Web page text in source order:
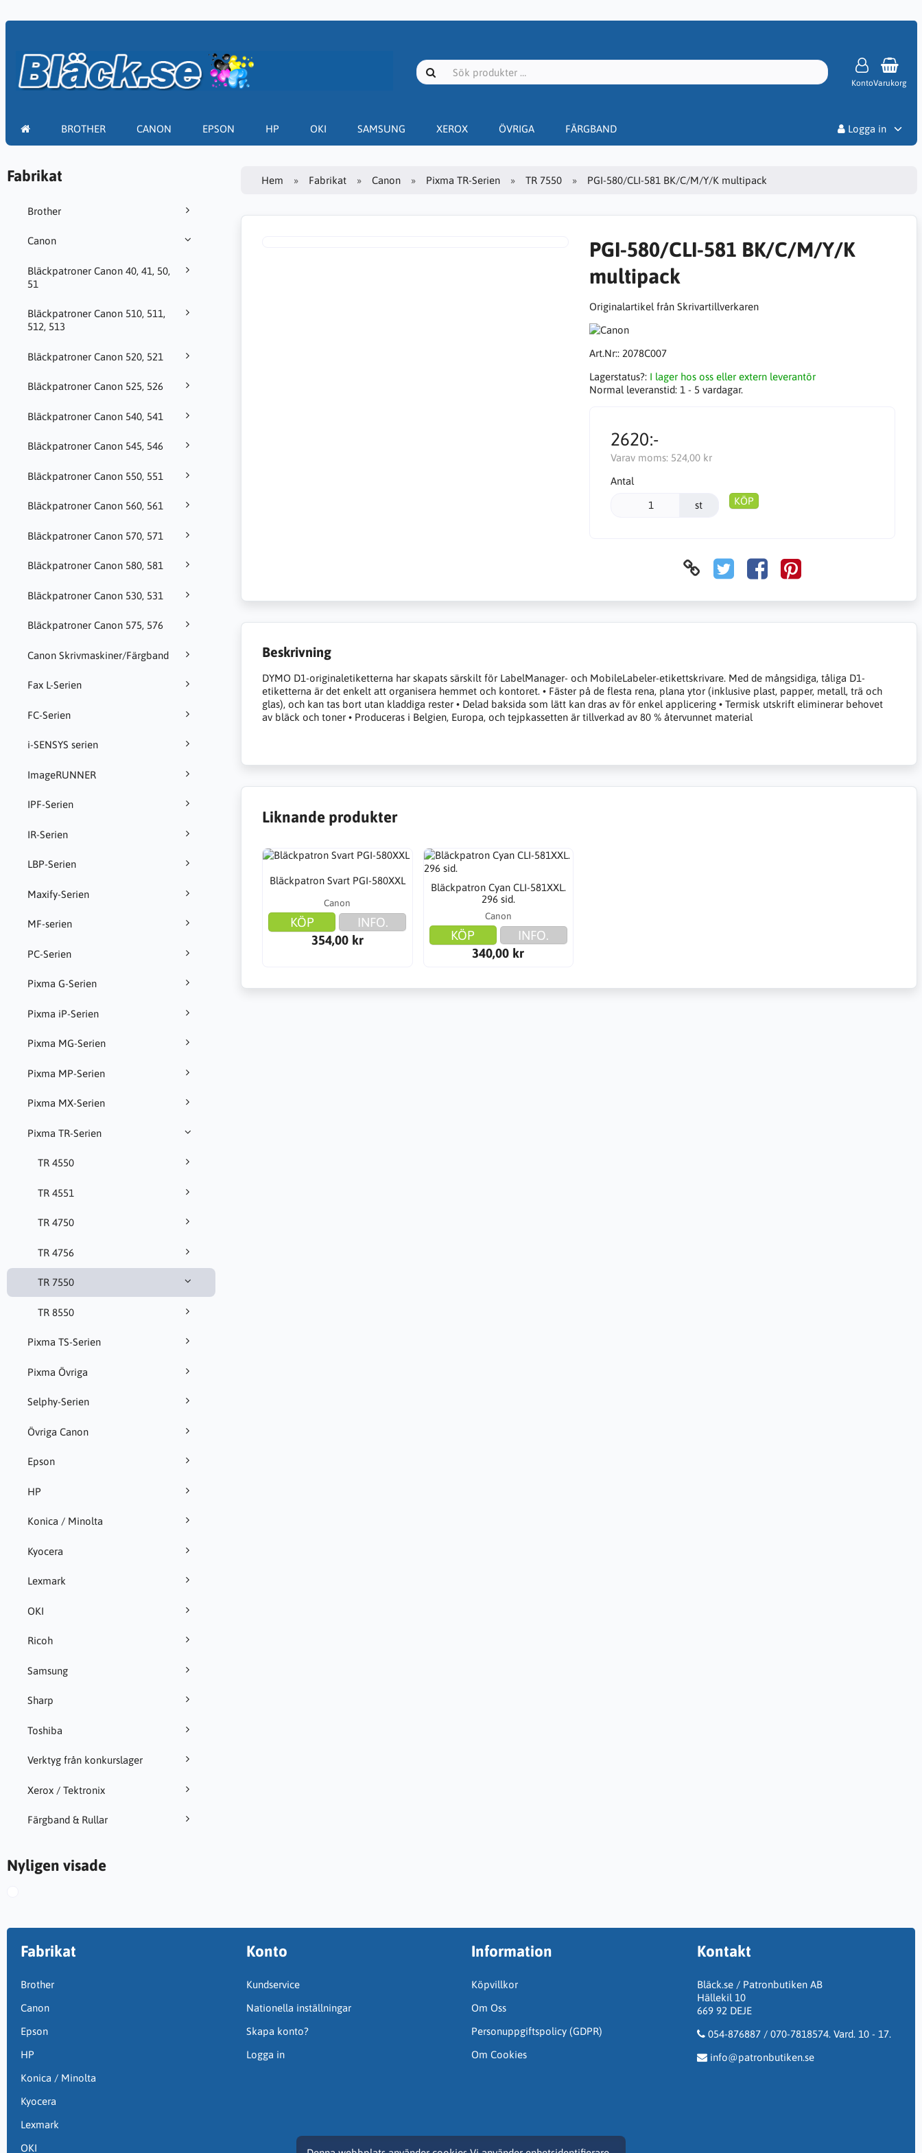
KontoVarukorg
BROTHER CANON EPSON HP OKI SAMSUNG XEROX ÖVRIGA FÄRGBAND
Logga in
Fabrikat
Brother
Canon
Bläckpatroner Canon 40, 41, 50,
51
Bläckpatroner Canon 510, 511,
512, 513
Bläckpatroner Canon 520, 521
Bläckpatroner Canon 525, 526
Bläckpatroner Canon 540, 541
Bläckpatroner Canon 545, 546
Bläckpatroner Canon 550, 551
Bläckpatroner Canon 560, 561
Bläckpatroner Canon 570, 571
Bläckpatroner Canon 580, 581
Bläckpatroner Canon 530, 531
Bläckpatroner Canon 575, 576
Canon Skrivmaskiner/Färgband
Fax L-Serien
FC-Serien
i-SENSYS serien
ImageRUNNER
IPF-Serien
IR-Serien
LBP-Serien
Maxify-Serien
MF-serien
PC-Serien
Pixma G-Serien
Pixma iP-Serien
Pixma MG-Serien
Pixma MP-Serien
Pixma MX-Serien
Pixma TR-Serien
TR 4550
TR 4551
TR 4750
TR 4756
TR 7550
TR 8550
Pixma TS-Serien
Pixma Övriga
Selphy-Serien
Övriga Canon
Epson
HP
Konica / Minolta
Kyocera
Lexmark
OKI
Ricoh
Samsung
Sharp
Toshiba
Verktyg från konkurslager
Xerox / Tektronix
Färgband & Rullar
Nyligen visade
Hem Fabrikat Canon Pixma TR-Serien TR 7550 PGI-580/CLI-581 BK/C/M/Y/K multipack
PGI-580/CLI-581 BK/C/M/Y/K
multipack
Originalartikel från Skrivartillverkaren
Art.Nr:: 2078C007
Lagerstatus?: I lager hos oss eller extern leverantör
Normal leveranstid: 1 - 5 vardagar.
2620:-
Varav moms: 524,00 kr
Antal
st KÖP
Beskrivning
DYMO D1-originaletiketterna har skapats särskilt för LabelManager- och MobileLabeler-etikettskrivare. Med de mångsidiga, tåliga D1-
etiketterna är det enkelt att organisera hemmet och kontoret. • Fäster på de flesta rena, plana ytor (inklusive plast, papper, metall, trä och
glas), och kan tas bort utan kladdiga rester • Delad baksida som lätt kan dras av för enkel applicering • Termisk utskrift eliminerar behovet
av bläck och toner • Produceras i Belgien, Europa, och tejpkassetten är tillverkad av 80 % återvunnet material
Liknande produkter
Bläckpatron Svart PGI-580XXL
Canon
KÖP
INFO.
354,00 kr
Bläckpatron Cyan CLI-581XXL.
296 sid.
Canon
KÖP
INFO.
340,00 kr
Fabrikat
Brother
Canon
Epson
HP
Konica / Minolta
Kyocera
Lexmark
OKI
Konto
Kundservice
Nationella inställningar
Skapa konto?
Logga in
Information
Köpvillkor
Om Oss
Personuppgiftspolicy (GDPR)
Om Cookies
Kontakt
Bläck.se / Patronbutiken AB
Hällekil 10
669 92 DEJE
054-876887 / 070-7818574. Vard. 10 - 17.
info@patronbutiken.se